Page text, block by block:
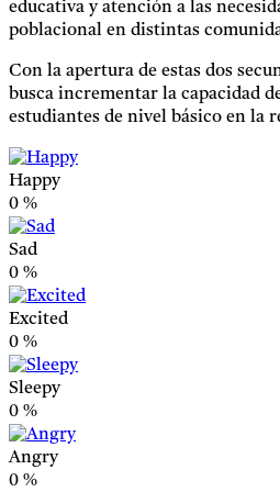
educativa y atención a las
poblacional en distintas
Con la apertura de estas dos
busca incrementar la capacidad
estudiantes de nivel básico en la
Happy
0 %
Sad
0 %
Excited
0 %
Sleepy
0 %
Angry
0 %